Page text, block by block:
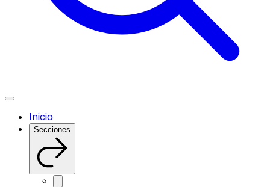
Inicio
Secciones